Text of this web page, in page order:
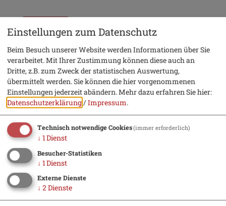
Absenden
Eine Kopie dieser E-Mail wird an Ihre Adresse
verschickt.
Urlaub
Hotel suchen
Essen & Trinken
Einstellungen zum Datenschutz
Beim Besuch unserer Website werden Informationen über Sie
verarbeitet. Mit Ihrer Zustimmung können diese auch an
Dritte, z.B. zum Zweck der statistischen Auswertung,
übermittelt werden. Sie können die hier vorgenommenen
Einstellungen jederzeit abändern.Mehr dazu erfahren Sie hier:
Datenschutzerklärung/Impressum.
Technisch notwendige Cookies(immer erforderlich)
↓ 1 Dienst
Besucher-Statistiken
↓ 1 Dienst
Externe Dienste
↓ 2Dienste